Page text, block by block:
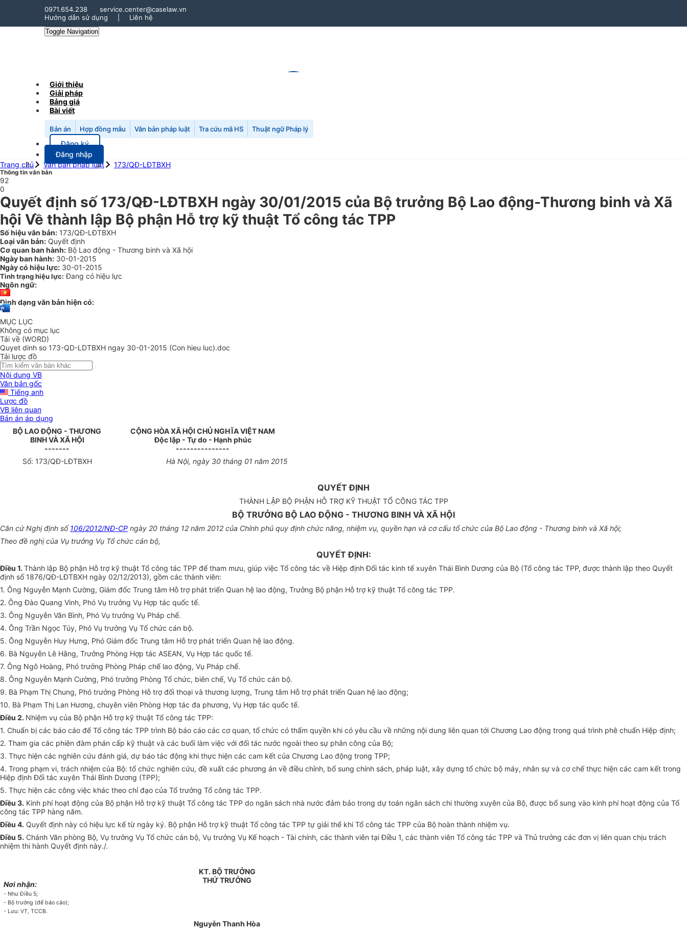
0971.654.238
service.center@caselaw.vn
Hướng dẫn sử dụng
Liên hệ
Toggle Navigation
Giới thiệu
Giải pháp
Bảng giá
Bài viết
Bản án Hợp đồng mẫu Văn bản pháp luật Tra cứu mã HS Thuật ngữ Pháp lý
Đăng ký
Đăng nhập
Trang chủ
Văn bản pháp luật 173/QĐ-LĐTBXH
Thông tin văn bản
92
0
Quyết định số 173/QĐ-LĐTBXH ngày 30/01/2015 của Bộ trưởng Bộ Lao động-Thương binh và Xã
hội Về thành lập Bộ phận Hỗ trợ kỹ thuật Tổ công tác TPP
Số hiệu văn bản: 173/QĐ-LĐTBXH
Loại văn bản: Quyết định
Cơ quan ban hành: Bộ Lao động - Thương binh và Xã hội
Ngày ban hành: 30-01-2015
Ngày có hiệu lực: 30-01-2015
Tình trạng hiệu lực: Đang có hiệu lực
Ngôn ngữ:
Định dạng văn bản hiện có:
MỤC LỤC
Không có mục lục
Tải về (WORD)
Quyet dinh so 173-QD-LDTBXH ngay 30-01-2015 (Con hieu luc).doc
Tải lược đồ
Nội dung VB
Văn bản gốc
Tiếng anh
Lược đồ
VB liên quan
Bản án áp dụng
BỘLAO ĐỘNG - THƯƠNG
BINH VÀ XÃ HỘI
-------
CỘNG HÒA XÃ HỘI CHỦ NGHĨA VIỆT NAM
Độc lập - Tự do - Hạnh phúc
---------------
Số: 173/QĐ-LĐTBXH Hà Nội, ngày 30 tháng 01 năm 2015
QUYẾT ĐỊNH
THÀNH LẬP BỘ PHẬN HỖ TRỢ KỸ THUẬT TỔ CÔNG TÁC TPP
BỘ TRƯỞNG BỘ LAO ĐỘNG - THƯƠNG BINH VÀ XÃ HỘI
Căn cứ Nghị định số106/2012/NĐ-CP ngày 20 tháng 12 năm 2012 của Chính phủ quy định chức năng, nhiệm vụ, quyền hạn và cơ cấu tổ chức của Bộ Lao động - Thương binh và Xã hội;
Theo đề nghị của Vụ trưởng Vụ Tổ chức cán bộ,
QUYẾT ĐỊNH:
Điều 1. Thành lập Bộ phận Hỗ trợ kỹ thuật Tổ công tác TPP để tham mưu, giúp việc Tổ công tác về Hiệp định Đối tác kinh tế xuyên Thái Bình Dương của Bộ (Tổ công tác TPP, được thành lập theo Quyết
định số 1876/QĐ-LĐTBXH ngày 02/12/2013), gồm các thành viên:
1. Ông Nguyễn Mạnh Cường, Giám đốc Trung tâm Hỗ trợ phát triển Quan hệ lao động, Trưởng Bộ phận Hỗ trợ kỹ thuật Tổ công tác TPP.
2. Ông Đào Quang Vinh, Phó Vụ trưởng Vụ Hợp tác quốc tế.
3. Ông Nguyễn Văn Bình, Phó Vụ trưởng Vụ Pháp chế.
4. Ông Trần Ngọc Túy, Phó Vụ trưởng Vụ Tổ chức cán bộ.
5. Ông Nguyễn Huy Hưng, Phó Giám đốc Trung tâm Hỗ trợ phát triển Quan hệ lao động.
6. Bà Nguyễn Lê Hằng, Trưởng Phòng Hợp tác ASEAN, Vụ Hợp tác quốc tế.
7. Ông Ngô Hoàng, Phó trưởng Phòng Pháp chế lao động, Vụ Pháp chế.
8. Ông Nguyễn Mạnh Cường, Phó trưởng Phòng Tổ chức, biên chế, Vụ Tổ chức cán bộ.
9. Bà Phạm Thị Chung, Phó trưởng Phòng Hỗ trợ đối thoại và thương lượng, Trung tâm Hỗ trợ phát triển Quan hệ lao động;
10. Bà Phạm Thị Lan Hương, chuyên viên Phòng Hợp tác đa phương, Vụ Hợp tác quốc tế.
Điều 2. Nhiệm vụ của Bộ phận Hỗ trợ kỹ thuật Tổ công tác TPP:
1. Chuẩn bị các báo cáo để Tổ công tác TPP trình Bộ báo cáo các cơ quan, tổ chức có thẩm quyền khi có yêu cầu về những nội dung liên quan tới Chương Lao động trong quá trình phê chuẩn Hiệp định;
2. Tham gia các phiên đàm phán cấp kỹ thuật và các buổi làm việc với đối tác nước ngoài theo sự phân công của Bộ;
3. Thực hiện các nghiên cứu đánh giá, dự báo tác động khi thực hiện các cam kết của Chương Lao động trong TPP;
4. Trong phạm vi, trách nhiệm của Bộ: tổ chức nghiên cứu, đề xuất các phương án về điều chỉnh, bổ sung chính sách, pháp luật, xây dựng tổ chức bộ máy, nhân sự và cơ chế thực hiện các cam kết trong
Hiệp định Đối tác xuyên Thái Bình Dương (TPP);
5. Thực hiện các công việc khác theo chỉ đạo của Tổ trưởng Tổ công tác TPP.
Điều 3. Kinh phí hoạt động của Bộ phận Hỗ trợ kỹ thuật Tổ công tác TPP do ngân sách nhà nước đảm bảo trong dự toán ngân sách chi thường xuyên của Bộ, được bổ sung vào kinh phí hoạt động của Tổ
công tác TPP hàng năm.
Điều 4. Quyết định này có hiệu lực kể từ ngày ký. Bộ phận Hỗ trợ kỹ thuật Tổ công tác TPP tự giải thể khi Tổ công tác TPP của Bộ hoàn thành nhiệm vụ.
Điều 5. Chánh Văn phòng Bộ, Vụ trưởng Vụ Tổ chức cán bộ, Vụ trưởng Vụ Kế hoạch - Tài chính, các thành viên tại Điều 1, các thành viên Tổ công tác TPP và Thủ trưởng các đơn vị liên quan chịu trách
nhiệm thi hành Quyết định này./.
Nơi nhận:
- Như Điều 5;
- Bộ trưởng (để báo cáo);
- Lưu: VT, TCCB.
KT. BỘ TRƯỞNG
THỨ TRƯỞNG
Nguyễn Thanh Hòa